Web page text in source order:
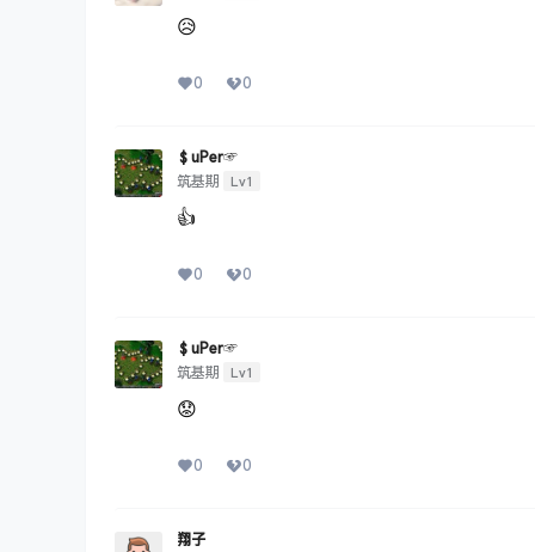
😥
0 0
＄uΡer☞
筑基期
Lv1
👍
0 0
＄uΡer☞
筑基期
Lv1
😟
0 0
翔子